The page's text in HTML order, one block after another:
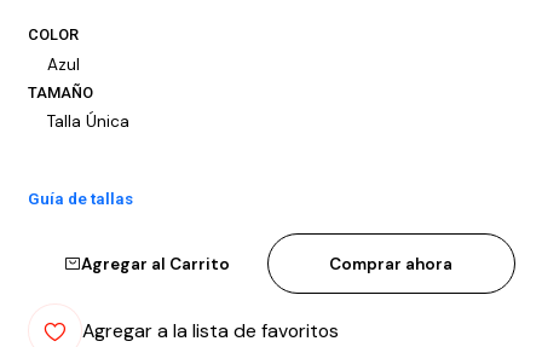
COLOR
Azul
TAMAÑO
Talla Única
Guía de tallas
Agregar al Carrito Comprar ahora
Agregar a la lista de favoritos